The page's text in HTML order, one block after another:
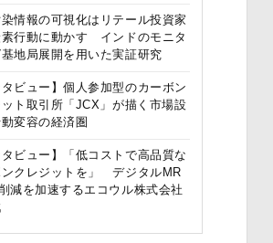
情報の可視化はリテール投資家
素行動に動かす インドのモニタ
基地局展開を用いた実証研究
タビュー】個人参加型のカーボン
ト取引所「JCX」が描く市場設
変容の経済圏
タビュー】「低コストで高品質な
ンクレジットを」 デジタルMR
減を加速するエコウル株式会社